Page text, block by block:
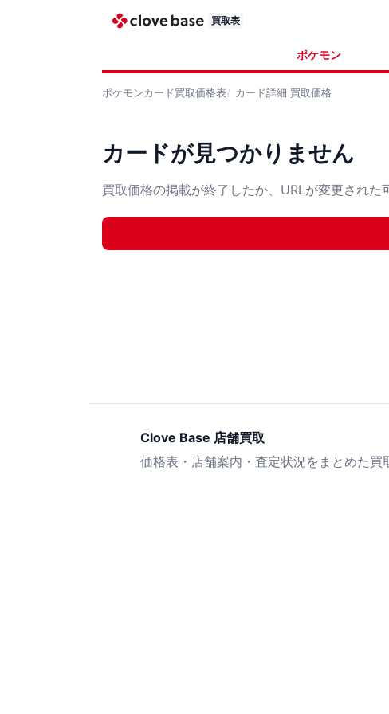
買取表
ポケモン
ポケモンカード買取価格表 カード詳細 買取価格
カードが見つかりません
買取価格の掲載が終了したか、URLが変更された
Clove Base 店舗買取
価格表・店舗案内・査定状況をまとめた買